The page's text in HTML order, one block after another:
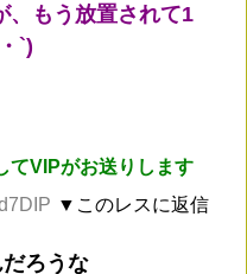
、もう放置されて1
`)
てVIPがお送りします
▼このレスに返信
ろうな